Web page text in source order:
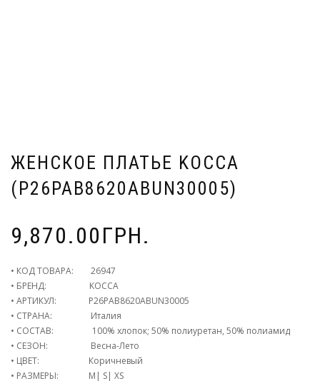
ЖЕНСКОЕ ПЛАТЬЕ KOCCA
(P26PAB8620ABUN30005)
9,870.00ГРН.
• КОД ТОВАРА: 26947
• БРЕНД: KOCCA
• АРТИКУЛ: P26PAB8620ABUN30005
• СТРАНА: Италия
• СОСТАВ: 100% хлопок; 50% полиуретан, 50% полиамид
• СЕЗОН: Весна-Лето
• ЦВЕТ: Коричневый
• РАЗМЕРЫ: M| S| XS